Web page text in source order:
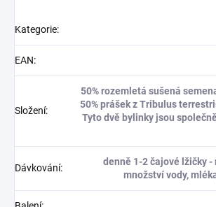
Kategorie:
EAN:
Složení:
50% rozemletá sušená
50% prášek z Tribulus
Tyto dvě bylinky jsou
Dávkování:
denně 1-2 čajové lžičky
množství vody,